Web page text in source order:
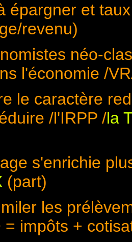
épargner et
revenu)
néo-
l'économie /
le caractère
/l'IRPP /la
s'enrichie
(part)
les
= impôts +